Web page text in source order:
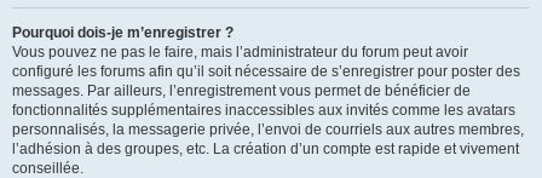
Pourquoi dois-je m’enregistrer ?
Vous pouvez ne pas le faire, mais l’administrateur du forum peut avoir
configuré les forums afin qu’il soit nécessaire de s’enregistrer pour poster des
messages. Par ailleurs, l’enregistrement vous permet de bénéficier de
fonctionnalités supplémentaires inaccessibles aux invités comme les avatars
personnalisés, la messagerie privée, l’envoi de courriels aux autres membres,
l’adhésion à des groupes, etc. La création d’un compte est rapide et vivement
conseillée.